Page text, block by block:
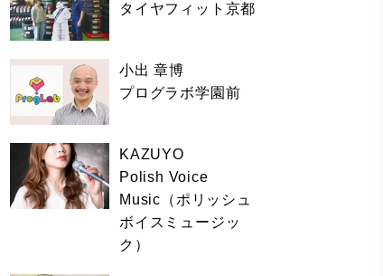
タイヤフィット京都
小出 章博
プログラボ学園前
KAZUYO
Polish Voice
Music（ポリッシュ
ボイスミュージッ
ク）